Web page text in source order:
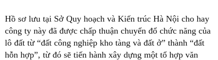
Hồ sơ lưu tại Sở Quy hoạch và Kiến trúc Hà Nội cho hay
công ty này đã được chấp thuận chuyển đổ chức năng của
lô đất từ “đất công nghiệp kho tàng và đất ở” thành “đất
hỗn hợp”, từ đó sẽ tiến hành xây dựng một tổ hợp văn